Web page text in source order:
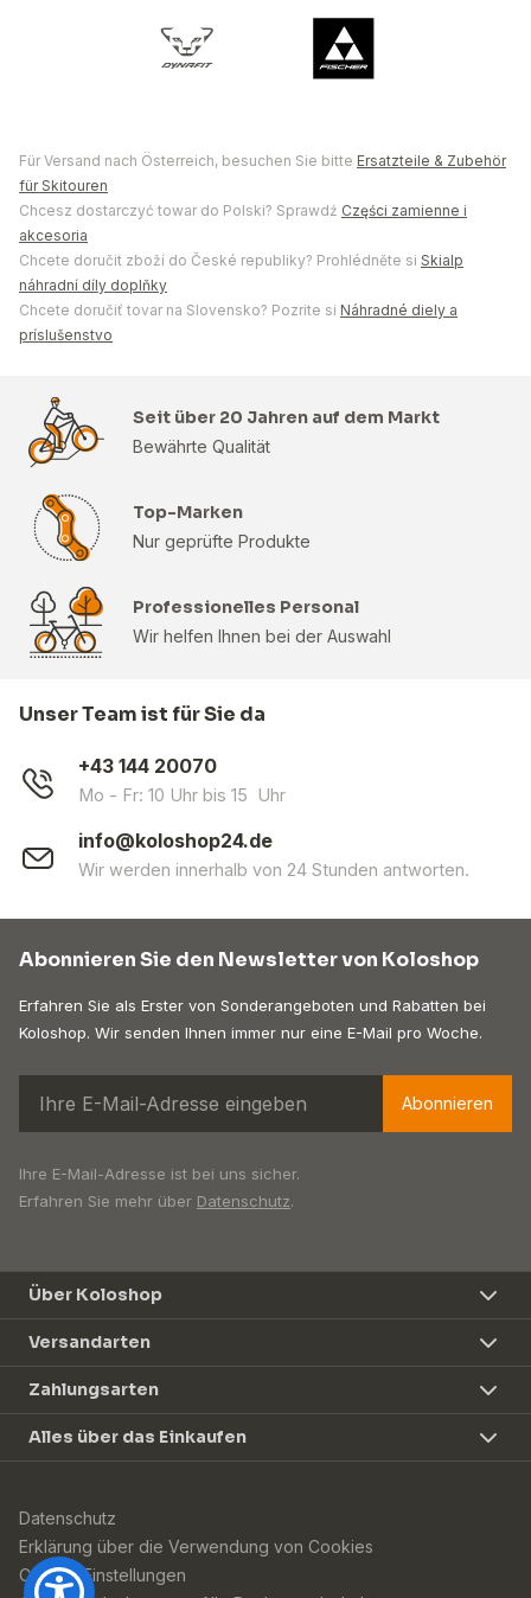
Für Versand nach Österreich, besuchen Sie bitte Ersatzteile & Zubehör
für Skitouren
Chcesz dostarczyć towar do Polski? Sprawdź Części zamienne i
akcesoria
Chcete doručit zboží do České republiky? Prohlédněte si Skialp
náhradní díly doplňky
Chcete doručiť tovar na Slovensko? Pozrite si Náhradné diely a
príslušenstvo
Seit über 20 Jahren auf dem Markt
Bewährte Qualität
Top-Marken
Nur geprüfte Produkte
Professionelles Personal
Wir helfen Ihnen bei der Auswahl
Unser Team ist für Sie da
+43 144 20070
Mo - Fr: 10 Uhr bis 15 Uhr
info@koloshop24.de
Wir werden innerhalb von 24 Stunden antworten.
Abonnieren Sie den Newsletter von Koloshop
Erfahren Sie als Erster von Sonderangeboten und Rabatten bei
Koloshop. Wir senden Ihnen immer nur eine E-Mail pro Woche.
Abonnieren
Ihre E-Mail-Adresse ist bei uns sicher.
Erfahren Sie mehr über Datenschutz.
Über Koloshop
Versandarten
Zahlungsarten
Alles über das Einkaufen
Datenschutz
Erklärung über die Verwendung von Cookies
Cookie-Einstellungen